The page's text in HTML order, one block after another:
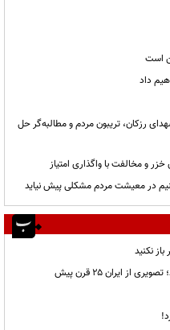
است
داد
رزکان، تریبون مردم و مطالبه‌گر حل
و مخالفت با واگذاری امتیاز
کنیم در معیشت مردم مشکلی پیش نیاید
نکنید